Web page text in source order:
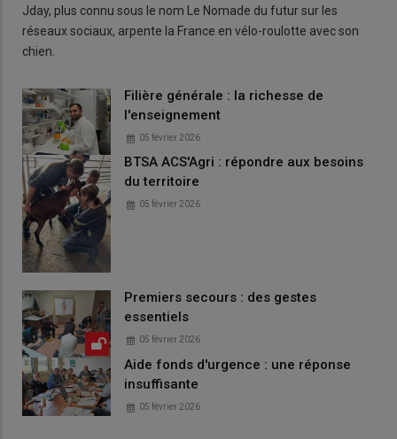
Jday, plus connu sous le nom Le Nomade du futur sur les
réseaux sociaux, arpente la France en vélo-roulotte avec son
chien.
Filière générale : la richesse de
l'enseignement
05 février 2026
BTSA ACS'Agri : répondre aux besoins
du territoire
05 février 2026
Premiers secours : des gestes
essentiels
05 février 2026
Aide fonds d'urgence : une réponse
insuffisante
05 février 2026